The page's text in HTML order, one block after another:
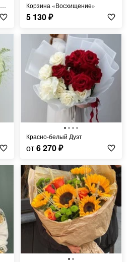
Корзина «Восхищение»
5 130₽
Красно-белый Дуэт
от6 270₽